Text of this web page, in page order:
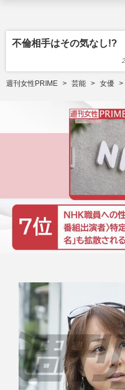
不倫相手はその気なし!?
週刊女性PRIME 芸能 女優